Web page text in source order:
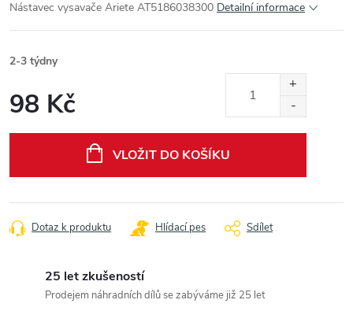
Nástavec vysavače Ariete AT5186038300 Detailní informace
2-3 týdny
98 Kč
VLOŽIT DO KOŠÍKU
Dotaz k produktu Hlídací pes Sdílet
25 let zkušeností
Prodejem náhradních dílů se zabýváme již 25 let